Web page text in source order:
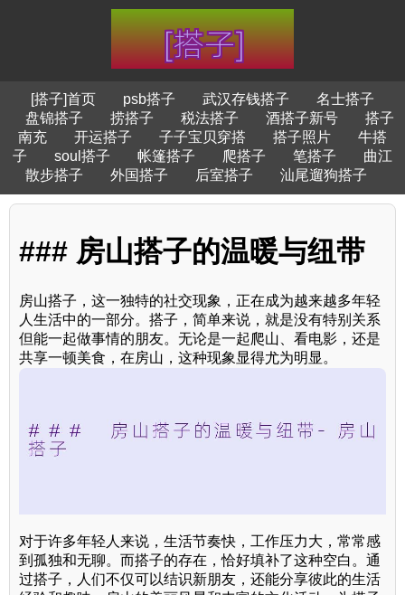
[搭子]首页 psb搭子 武汉存钱搭子
名士搭子
盘锦搭子
捞搭子 税法搭子 酒搭子新号
搭子
南充
开运搭子 子子宝贝穿搭 搭子照片
牛搭
子
soul搭子 帐篷搭子 爬搭子 笔搭子
曲江
散步搭子
外国搭子 后室搭子 汕尾遛狗搭子
### 房山搭子的温暖与纽带
房山搭子，这一独特的社交现象，正在成为越来越多年轻
人生活中的一部分。搭子，简单来说，就是没有特别关系
但能一起做事情的朋友。无论是一起爬山、看电影，还是
共享一顿美食，在房山，这种现象显得尤为明显。
对于许多年轻人来说，生活节奏快，工作压力大，常常感
到孤独和无聊。而搭子的存在，恰好填补了这种空白。通
过搭子，人们不仅可以结识新朋友，还能分享彼此的生活